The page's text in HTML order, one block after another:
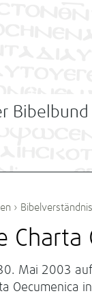
Bibelbund
› Bibelverständnis
Charta
Mai 2003
Oecumenica